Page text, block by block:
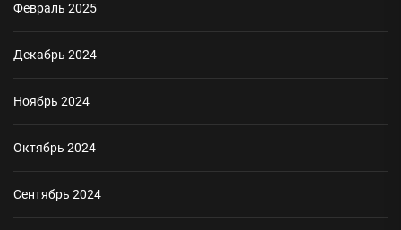
Февраль 2025
Декабрь 2024
Ноябрь 2024
Октябрь 2024
Сентябрь 2024